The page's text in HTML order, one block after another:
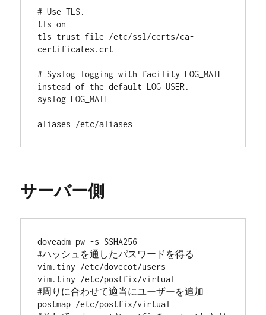
# Use TLS.
tls on
tls_trust_file /etc/ssl/certs/ca-
certificates.crt
# Syslog logging with facility LOG_MAIL
instead of the default LOG_USER.
syslog LOG_MAIL
aliases /etc/aliases
サーバー側
doveadm pw -s SSHA256
#ハッシュを通したパスワードを得る
vim.tiny /etc/dovecot/users
vim.tiny /etc/postfix/virtual
#周りに合わせて適当にユーザーを追加
postmap /etc/postfix/virtual